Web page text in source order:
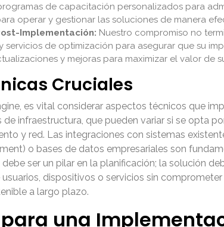
de capacitación personalizados para
operar y gestionar las soluciones de manera
Implementación: Nuestro compromiso no
de optimización para asegurar que su
y mejoras para maximizar el valor de
Cruciales
es vital considerar aspectos técnicos que
infraestructura, que pueden variar si se opta
y red. Las integraciones con sistemas
o bases de datos empresariales son
ser un pilar en la planificación; la solución
dispositivos o servicios sin
a largo plazo.
una